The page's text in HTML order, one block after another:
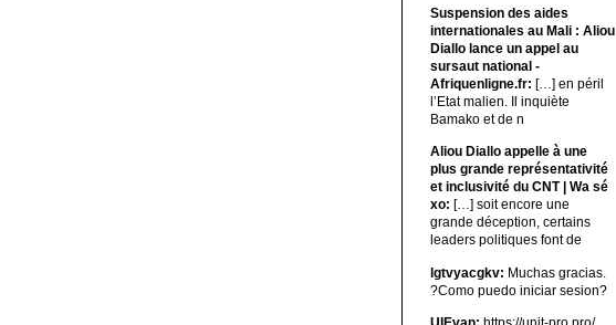
Suspension des aides
internationales au Mali : Aliou
Diallo lance un appel au
sursaut national -
Afriquenligne.fr: […] en péril
l’Etat malien. Il inquiète
Bamako et de n
Aliou Diallo appelle à une
plus grande représentativité
et inclusivité du CNT | Wa sé
xo: […] soit encore une
grande déception, certains
leaders politiques font de
lgtvyacgkv: Muchas gracias.
?Como puedo iniciar sesion?